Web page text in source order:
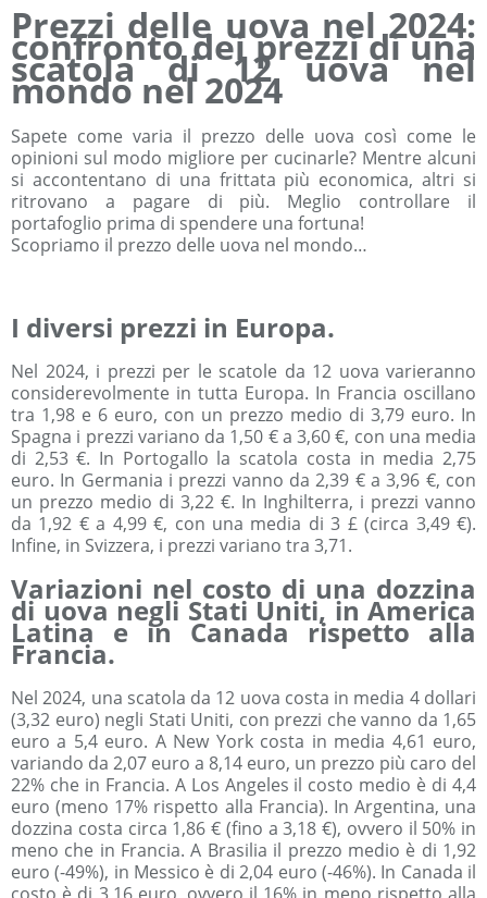
Prezzi delle uova nel 2024:
confronto dei prezzi di una
scatola di 12 uova nel
mondo nel 2024
Sapete come varia il prezzo delle uova così come le
opinioni sul modo migliore per cucinarle? Mentre alcuni
si accontentano di una frittata più economica, altri si
ritrovano a pagare di più. Meglio controllare il
portafoglio prima di spendere una fortuna!
Scopriamo il prezzo delle uova nel mondo…
I diversi prezzi in Europa.
Nel 2024, i prezzi per le scatole da 12 uova varieranno
considerevolmente in tutta Europa. In Francia oscillano
tra 1,98 e 6 euro, con un prezzo medio di 3,79 euro. In
Spagna i prezzi variano da 1,50 € a 3,60 €, con una media
di 2,53 €. In Portogallo la scatola costa in media 2,75
euro. In Germania i prezzi vanno da 2,39 € a 3,96 €, con
un prezzo medio di 3,22 €. In Inghilterra, i prezzi vanno
da 1,92 € a 4,99 €, con una media di 3 £ (circa 3,49 €).
Infine, in Svizzera, i prezzi variano tra 3,71.
Variazioni nel costo di una dozzina
di uova negli Stati Uniti, in America
Latina e in Canada rispetto alla
Francia.
Nel 2024, una scatola da 12 uova costa in media 4 dollari
(3,32 euro) negli Stati Uniti, con prezzi che vanno da 1,65
euro a 5,4 euro. A New York costa in media 4,61 euro,
variando da 2,07 euro a 8,14 euro, un prezzo più caro del
22% che in Francia. A Los Angeles il costo medio è di 4,4
euro (meno 17% rispetto alla Francia). In Argentina, una
dozzina costa circa 1,86 € (fino a 3,18 €), ovvero il 50% in
meno che in Francia. A Brasilia il prezzo medio è di 1,92
euro (-49%), in Messico è di 2,04 euro (-46%). In Canada il
costo è di 3,16 euro, ovvero il 16% in meno rispetto alla